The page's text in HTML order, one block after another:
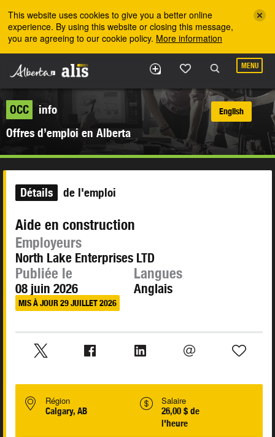
This website uses cookies to give you a better online
experience. By using this website or closing this message,
you are agreeing to our cookie policy. More information
MENU
OCC
info
Offres d’emploi en Alberta
English
Détails de l'emploi
Aide en construction
Employeurs
North Lake Enterprises LTD
Publiée le
08 juin 2026
MIS À JOUR 29 JUILLET 2026
Langues
Anglais
Région
Calgary, AB
Salaire
26,00 $ de
l'heure